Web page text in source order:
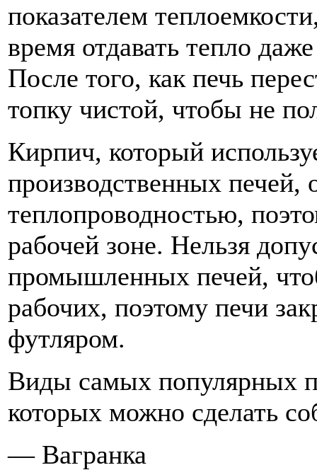
показателем
время отдавать тепло
После того, как печь
топку чистой, чтобы не
Кирпич, который
производственных печей,
теплопроводностью,
рабочей зоне. Нельзя
промышленных печей,
рабочих, поэтому печи
футляром.
Виды самых популярных
которых можно сделать
— Вагранка